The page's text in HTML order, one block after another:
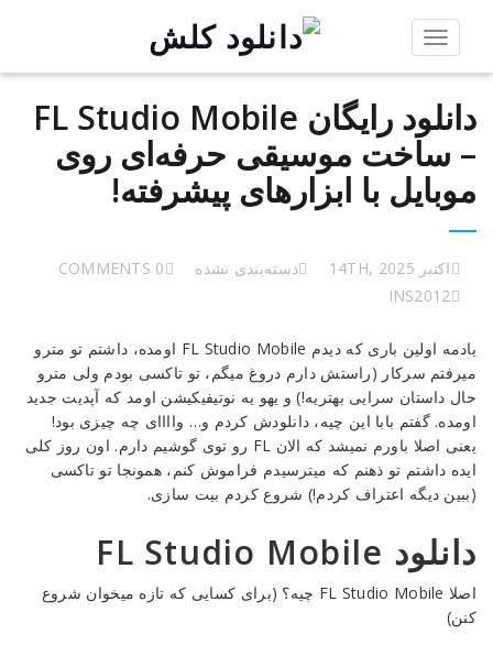
Toggle
دانلود رایگان FL Studio Mobile
– ساخت موسیقی حرفه‌ای روی
موبایل با ابزارهای پیشرفته!
اکتبر 14TH, 2025 دسته‌بندی نشده
0 COMMENTS
INS2012
دانلود
رایگان
FL
Studio
Mobile
–
ساخت
حرفه‌ای
روی
موبایل
با
ابزارهای
یادمه اولین باری که دیدم FL Studio Mobile اومده، داشتم تو مترو
میرفتم سرکار (راستش دارم دروغ میگم، تو تاکسی بودم ولی مترو
حال داستان سرایی بهتریه!) و یهو یه نوتیفیکیشن اومد که آپدیت جدید
اومده. گفتم بابا این چیه، دانلودش کردم و… واااای چه چیزی بود!
یعنی اصلا باورم نمیشد که الان FL رو توی گوشیم دارم. اون روز کلی
ایده داشتم تو ذهنم که میترسیدم فراموش کنم، همونجا تو تاکسی
(ببین دیگه اعتراف کردم!) شروع کردم بیت سازی.
دانلود FL Studio Mobile
اصلا FL Studio Mobile چیه؟ (برای کسایی که تازه میخوان شروع
کنن)